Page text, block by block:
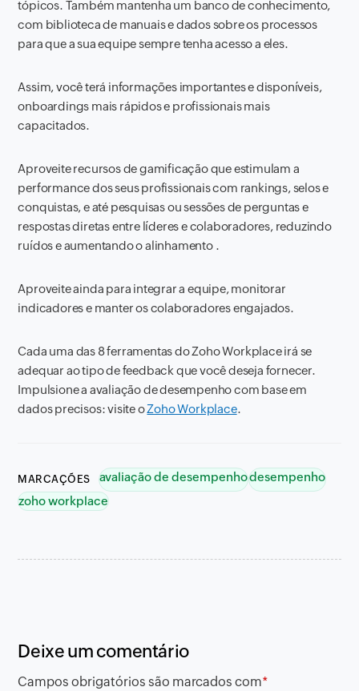
tópicos. Também mantenha um banco de conhecimento,
com biblioteca de manuais e dados sobre os processos
para que a sua equipe sempre tenha acesso a eles.
Assim, você terá informações importantes e disponíveis,
onboardings mais rápidos e profissionais mais
capacitados.
Aproveite recursos de gamificação que estimulam a
performance dos seus profissionais com rankings, selos e
conquistas, e até pesquisas ou sessões de perguntas e
respostas diretas entre líderes e colaboradores, reduzindo
ruídos e aumentando o alinhamento .
Aproveite ainda para integrar a equipe, monitorar
indicadores e manter os colaboradores engajados.
Cada uma das 8 ferramentas do Zoho Workplace irá se
adequar ao tipo de feedback que você deseja fornecer.
Impulsione a avaliação de desempenho com base em
dados precisos: visite oZoho Workplace.
MARCAÇÕES avaliação de desempenhodesempenho
zoho workplace
Deixe um comentário
Campos obrigatórios são marcados com*